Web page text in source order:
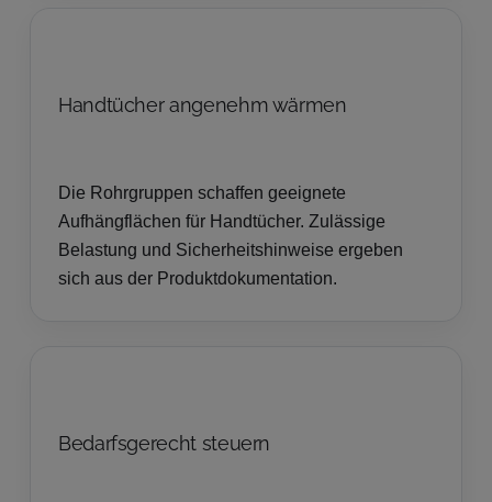
Handtücher angenehm wärmen
Die Rohrgruppen schaffen geeignete
Aufhängflächen für Handtücher. Zulässige
Belastung und Sicherheitshinweise ergeben
sich aus der Produktdokumentation.
Bedarfsgerecht steuern